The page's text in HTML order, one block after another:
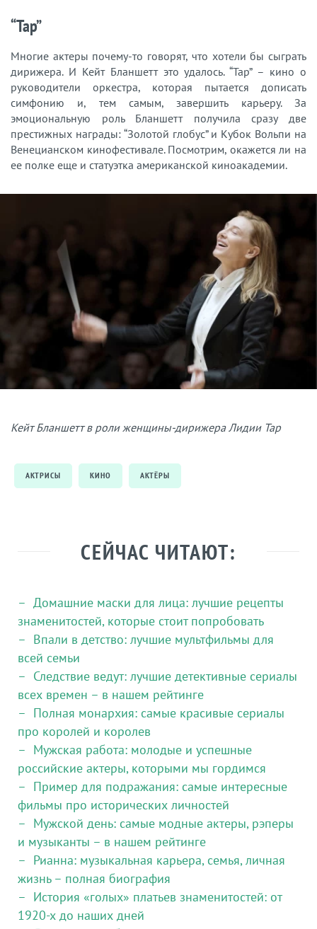
“Тар”
Многие актеры почему-то говорят, что хотели бы сыграть
дирижера. И Кейт Бланшетт это удалось. “Тар” – кино о
руководители оркестра, которая пытается дописать
симфонию и, тем самым, завершить карьеру. За
эмоциональную роль Бланшетт получила сразу две
престижных награды: “Золотой глобус” и Кубок Вольпи на
Венецианском кинофестивале. Посмотрим, окажется ли на
ее полке еще и статуэтка американской киноакадемии.
Кейт Бланшетт в роли женщины-дирижера Лидии Тар
АКТРИСЫ КИНО АКТЁРЫ
СЕЙЧАС ЧИТАЮТ:
Домашние маски для лица: лучшие рецепты
знаменитостей, которые стоит попробовать
Впали в детство: лучшие мультфильмы для
всей семьи
Следствие ведут: лучшие детективные сериалы
всех времен – в нашем рейтинге
Полная монархия: самые красивые сериалы
про королей и королев
Мужская работа: молодые и успешные
российские актеры, которыми мы гордимся
Пример для подражания: самые интересные
фильмы про исторических личностей
Мужской день: самые модные актеры, рэперы
и музыканты – в нашем рейтинге
Рианна: музыкальная карьера, семья, личная
жизнь – полная биография
История «голых» платьев знаменитостей: от
1920-х до наших дней